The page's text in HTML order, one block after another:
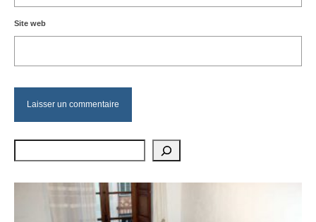
Site web